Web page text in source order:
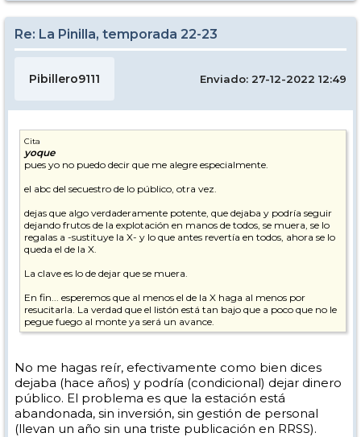
Re: La Pinilla, temporada 22-23
Pibillero9111 Enviado: 27-12-2022 12:49
Cita
yoque
pues yo no puedo decir que me alegre especialmente.
el abc del secuestro de lo público, otra vez.
dejas que algo verdaderamente potente, que dejaba y podría seguir
dejando frutos de la explotación en manos de todos, se muera, se lo
regalas a -sustituye la X- y lo que antes revertía en todos, ahora se lo
queda el de la X.
La clave es lo de dejar que se muera.
En fin... esperemos que al menos el de la X haga al menos por
resucitarla. La verdad que el listón está tan bajo que a poco que no le
pegue fuego al monte ya será un avance.
No me hagas reír, efectivamente como bien dices
dejaba (hace años) y podría (condicional) dejar dinero
público. El problema es que la estación está
abandonada, sin inversión, sin gestión de personal
(llevan un año sin una triste publicación en RRSS).